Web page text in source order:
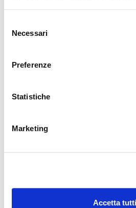
delNecessari
Preferenze
Statistiche
Marketing
Accetta tutti
LIRE
2025 : UN FRANC SUCCÈS !
Du 27 au 31 juillet 2025, Magniflex a
secteur de l&rsqu...